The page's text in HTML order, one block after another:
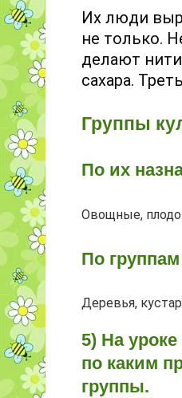
Их люди
не только.
делают
сахара.
Группы
По их
Овощные,
По
Деревья,
5) На
по каким
группы.